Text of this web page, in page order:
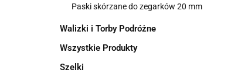
Paski skórzane do zegarków 20 mm
Walizki i Torby Podróżne
Wszystkie Produkty
Szelki